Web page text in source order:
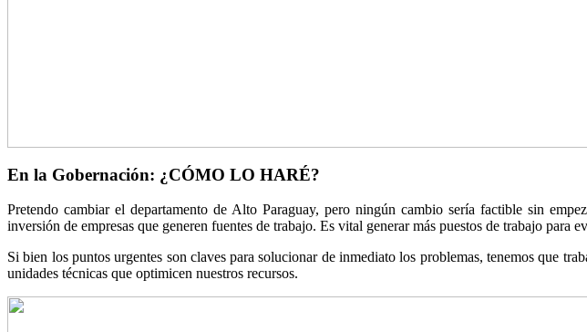
En la Gobernación: ¿CÓMO LO HARÉ?
Pretendo cambiar el departamento de Alto Paraguay, pero ningún cambio sería factible sin
inversión de empresas que generen fuentes de trabajo. Es vital generar más puestos de trabajo para
Si bien los puntos urgentes son claves para solucionar de inmediato los problemas, tenemos que
unidades técnicas que optimicen nuestros recursos.